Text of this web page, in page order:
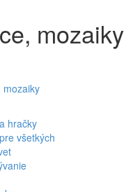
mozaiky
mozaiky
hračky
všetkých